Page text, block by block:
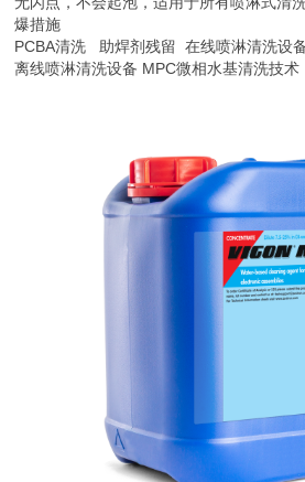
爆措施
PCBA清洗 助焊剂残留 在线喷淋清洗设
离线喷淋清洗设备 MPC微相水基清洗技术